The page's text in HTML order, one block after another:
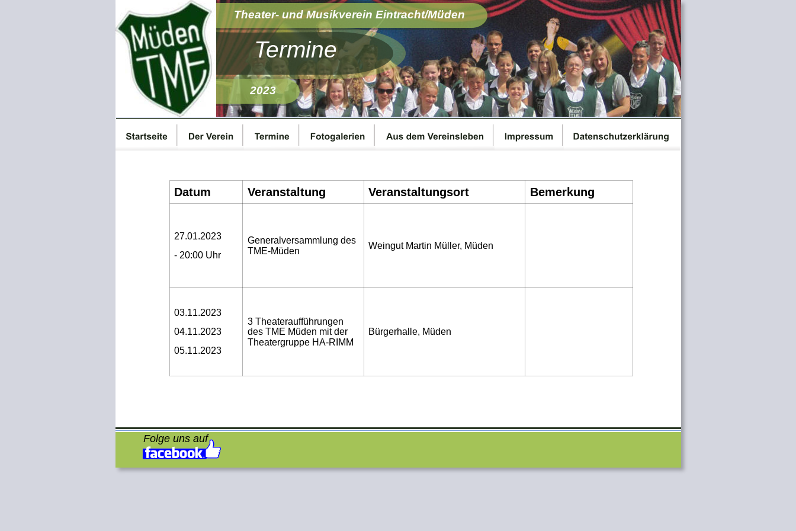
2023
Termine
Theater- und Musikverein Eintracht/Müden
Folge uns auf
Datum Veranstaltung Veranstaltungsort Bemerkung
27.01.2023
- 20:00 Uhr
Generalversammlung des
TME-Müden
Weingut Martin Müller, Müden
03.11.2023
04.11.2023
05.11.2023
3 Theateraufführungen
des TME Müden mit der
Theatergruppe HA-RIMM
Bürgerhalle, Müden